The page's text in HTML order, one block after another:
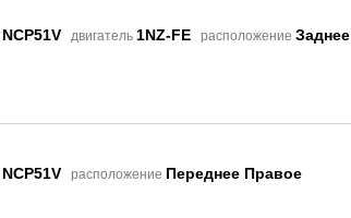
NCP51V двигатель 1NZ-FE расположение Заднее
NCP51V расположение Переднее Правое